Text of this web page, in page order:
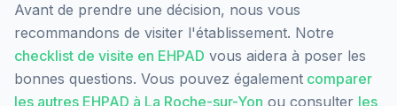
Avant de prendre une décision, nous vous
recommandons de visiter l'établissement. Notre
checklist de visite en EHPAD vous aidera à poser les
bonnes questions. Vous pouvez également comparer
les autres EHPAD à La Roche-sur-Yon ou consulter les